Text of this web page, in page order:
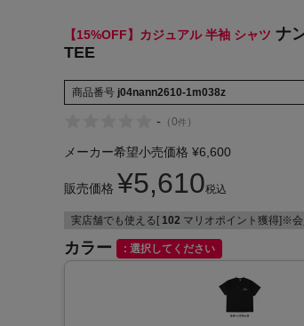
サック
オン On
【15%OFF】カジュアル 半袖 シャツ ナ
TEE
商品番号 j04nann2610-1m038z
- （0件 ）
メーカー希望小売価格 ¥6,600
販売価格 ¥5,610税込
実店舗でも使える[ 102 マリオポイント獲得]※
カラー 選択してください